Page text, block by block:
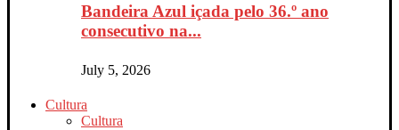
Bandeira Azul içada pelo 36.º ano
consecutivo na...
July 5, 2026
Cultura
Cultura